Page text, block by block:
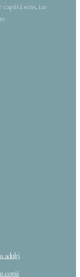
capătă sens, iar
adulți
copii